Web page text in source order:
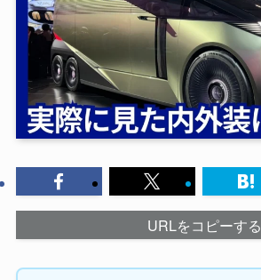
URLをコピーする